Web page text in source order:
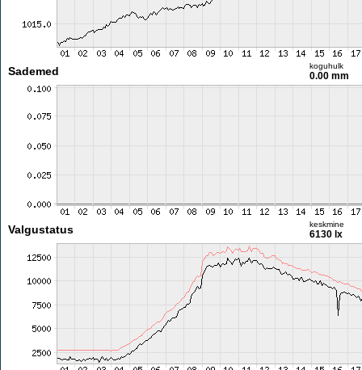
Sademed koguhulk
0.00 mm
Valgustatus keskmine
6130 lx